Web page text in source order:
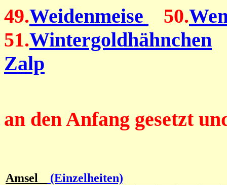
49.Weidenmeise 50.
51.Wintergoldhähnchen
Zalp
an den Anfang gesetzt
Amsel (Einzelheiten)